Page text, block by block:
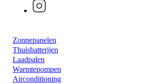
Zonnepanelen
Thuisbatterijen
Laadpalen
Warmtepompen
Airconditioning